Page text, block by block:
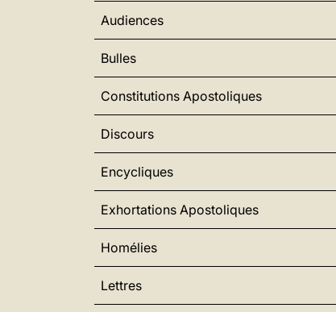
Audiences
Bulles
Constitutions Apostoliques
Discours
Encycliques
Exhortations Apostoliques
Homélies
Lettres